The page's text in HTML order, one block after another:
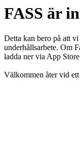
FASS är
Detta kan bero på att
underhållsarbete. Om
ladda ner via App
Välkommen åter vid